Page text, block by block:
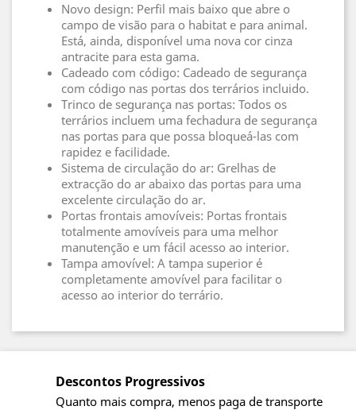
Novo design: Perfil mais baixo que abre o
campo de visão para o habitat e para animal.
Está, ainda, disponível uma nova cor cinza
antracite para esta gama.
Cadeado com código: Cadeado de segurança
com código nas portas dos terrários incluido.
Trinco de segurança nas portas: Todos os
terrários incluem uma fechadura de segurança
nas portas para que possa bloqueá-las com
rapidez e facilidade.
Sistema de circulação do ar: Grelhas de
extracção do ar abaixo das portas para uma
excelente circulação do ar.
Portas frontais amovíveis: Portas frontais
totalmente amovíveis para uma melhor
manutenção e um fácil acesso ao interior.
Tampa amovível: A tampa superior é
completamente amovível para facilitar o
acesso ao interior do terrário.
Descontos Progressivos
Quanto mais compra, menos paga de transporte